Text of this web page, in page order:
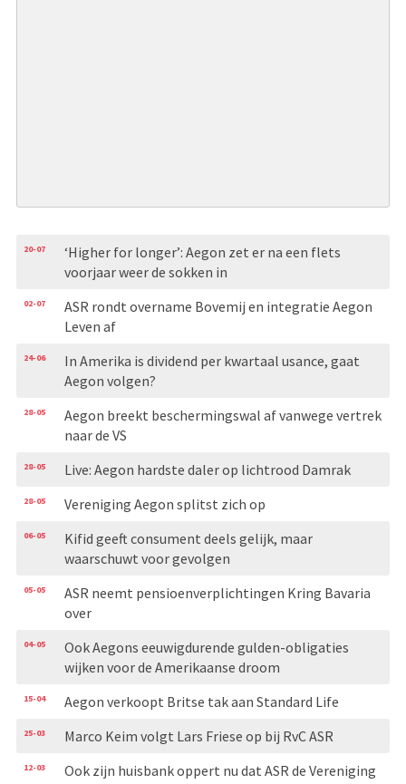
20-07
‘Higher for longer’: Aegon zet er na een flets
voorjaar weer de sokken in
02-07
ASR rondt overname Bovemij en integratie Aegon
Leven af
24-06
In Amerika is dividend per kwartaal usance, gaat
Aegon volgen?
28-05
Aegon breekt beschermingswal af vanwege vertrek
naar de VS
28-05 Live: Aegon hardste daler op lichtrood Damrak
28-05 Vereniging Aegon splitst zich op
06-05
Kifid geeft consument deels gelijk, maar
waarschuwt voor gevolgen
05-05
ASR neemt pensioenverplichtingen Kring Bavaria
over
04-05
Ook Aegons eeuwigdurende gulden-obligaties
wijken voor de Amerikaanse droom
15-04 Aegon verkoopt Britse tak aan Standard Life
25-03 Marco Keim volgt Lars Friese op bij RvC ASR
12-03
Ook zijn huisbank oppert nu dat ASR de Vereniging